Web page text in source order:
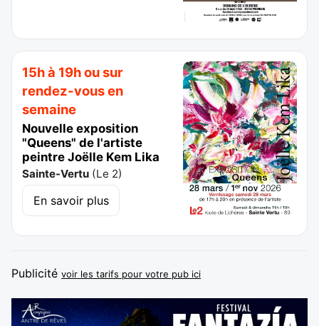
15h à 19h ou sur
rendez-vous en
semaine
Nouvelle exposition
"Queens" de l'artiste
peintre Joëlle Kem Lika
Sainte-Vertu (Le 2)
En savoir plus
Publicité voir les tarifs pour votre pub ici